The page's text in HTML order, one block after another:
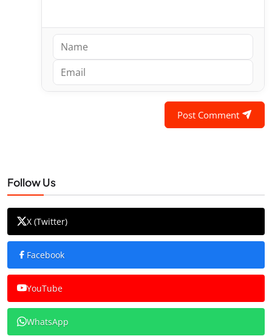
Post Comment
Follow Us
X (Twitter)
Facebook
YouTube
WhatsApp